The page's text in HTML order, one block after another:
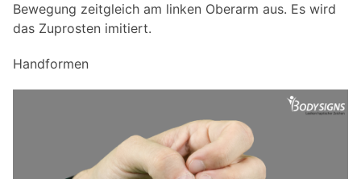
Bewegung zeitgleich am linken Oberarm aus. Es wird
das Zuprosten imitiert.
Handformen